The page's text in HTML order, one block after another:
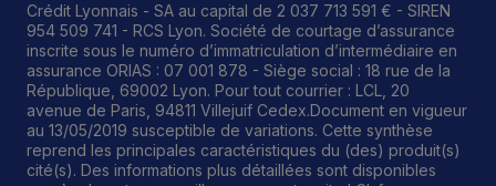
Crédit Lyonnais - SA au capital de 2 037 713 591 € - SIREN
954 509 741 - RCS Lyon. Société de courtage d’assurance
inscrite sous le numéro d’immatriculation d’intermédiaire en
assurance ORIAS : 07 001 878 - Siège social : 18 rue de la
République, 69002 Lyon. Pour tout courrier : LCL, 20
avenue de Paris, 94811 Villejuif Cedex.Document en vigueur
au 13/05/2019 susceptible de variations. Cette synthèse
reprend les principales caractéristiques du (des) produit(s)
cité(s). Des informations plus détaillées sont disponibles